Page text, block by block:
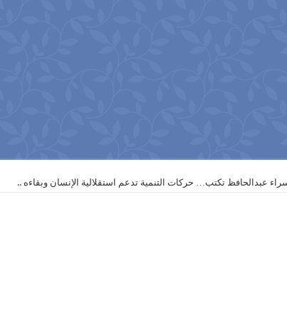
عبدالحافظ تكتب… حركات التنمية تدعم استقلالية الإنسان وبقاءه ..